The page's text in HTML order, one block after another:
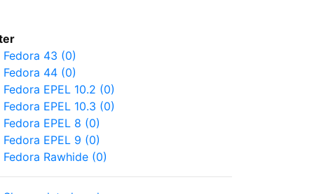
Fedora 43 (0)
Fedora 44 (0)
Fedora EPEL 10.2 (0)
Fedora EPEL 10.3 (0)
Fedora EPEL 8 (0)
Fedora EPEL 9 (0)
Fedora Rawhide (0)